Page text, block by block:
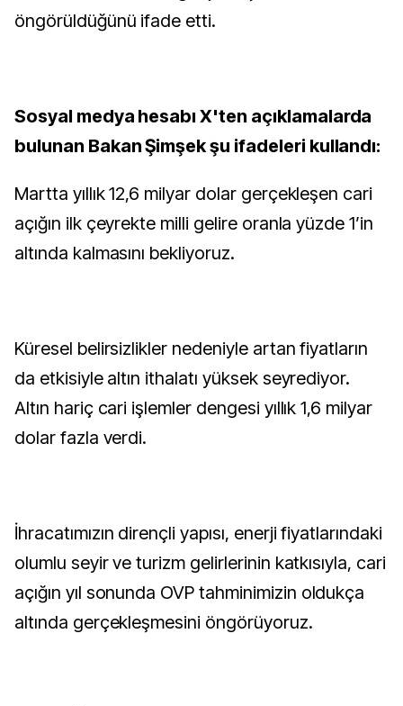
öngörüldüğünü ifade etti.
Sosyal medya hesabı X'ten açıklamalarda
bulunan Bakan Şimşek şu ifadeleri kullandı:
Martta yıllık 12,6 milyar dolar gerçekleşen cari
açığın ilk çeyrekte milli gelire oranla yüzde 1’in
altında kalmasını bekliyoruz.
Küresel belirsizlikler nedeniyle artan fiyatların
da etkisiyle altın ithalatı yüksek seyrediyor.
Altın hariç cari işlemler dengesi yıllık 1,6 milyar
dolar fazla verdi.
İhracatımızın dirençli yapısı, enerji fiyatlarındaki
olumlu seyir ve turizm gelirlerinin katkısıyla, cari
açığın yıl sonunda OVP tahminimizin oldukça
altında gerçekleşmesini öngörüyoruz.